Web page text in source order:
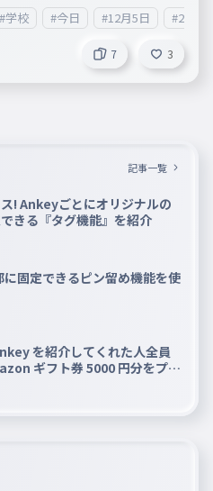
#学校 #今日 #12月5日 #2025
7 3
記事一覧
! Ankeyごとにオリジナルの
きる『タグ機能』を紹介
固定できるピン留め機能を使
を紹介してくれた人全員
ギフト券 5000 円分をプレ
ン!!